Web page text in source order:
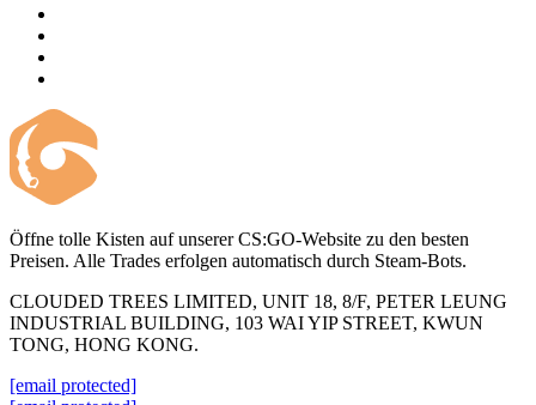
Öffne tolle Kisten auf unserer CS:GO-Website zu den besten
Preisen. Alle Trades erfolgen automatisch durch Steam-Bots.
CLOUDED TREES LIMITED, UNIT 18, 8/F, PETER LEUNG
INDUSTRIAL BUILDING, 103 WAI YIP STREET, KWUN
TONG, HONG KONG.
[email protected]